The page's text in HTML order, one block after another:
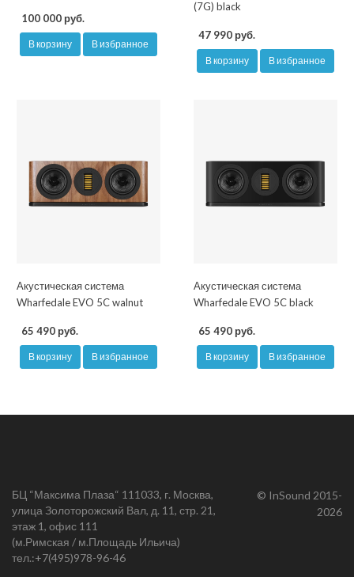
100 000 руб.
В корзину В избранное
(7G) black
47 990 руб.
В корзину В избранное
Акустическая система
Wharfedale EVO 5C walnut
65 490 руб.
В корзину В избранное
Акустическая система
Wharfedale EVO 5C black
65 490 руб.
В корзину В избранное
БЦ “Максима Плаза“ 111033, г. Москва,
улица Золоторожский Вал, д. 11, стр. 21,
этаж 1, офис 111
(м.Римская / м.Площадь Ильича)
тел.:+7(495)978-96-46
© InSound 2015-
2026